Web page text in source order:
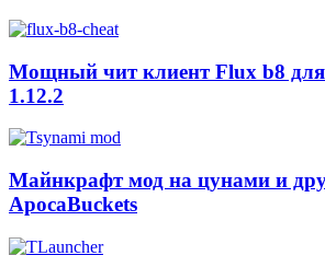
Мощный чит клиент Flux b8
1.12.2
Майнкрафт мод на цунами и
ApocaBuckets